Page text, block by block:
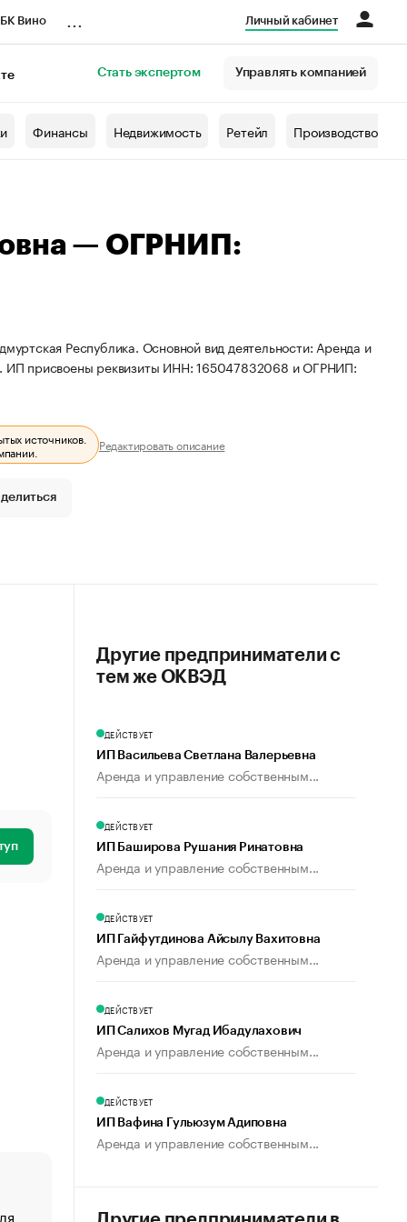
Вино Личный кабинет
Стать экспертом Управлять компанией
Финансы Недвижимость Ретейл Производство
— ОГРНИП:
Республика. Основной вид деятельности: Аренда и
ИП присвоены реквизиты ИНН: 165047832068 и ОГРНИП:
источников.
Редактировать описание
«От спорта тело стареет иначе». Как живет глава
Другие предприниматели с
тем же ОКВЭД
ДЕЙСТВУЕТ
ИП Васильева Светлана Валерьевна
Аренда и управление собственным...
ДЕЙСТВУЕТ
ИП Баширова Рушания Ринатовна
Аренда и управление собственным...
ДЕЙСТВУЕТ
ИП Гайфутдинова Айсылу Вахитовна
Аренда и управление собственным...
ДЕЙСТВУЕТ
ИП Салихов Мугад Ибадулахович
Аренда и управление собственным...
ДЕЙСТВУЕТ
ИП Вафина Гульюзум Адиповна
Аренда и управление собственным...